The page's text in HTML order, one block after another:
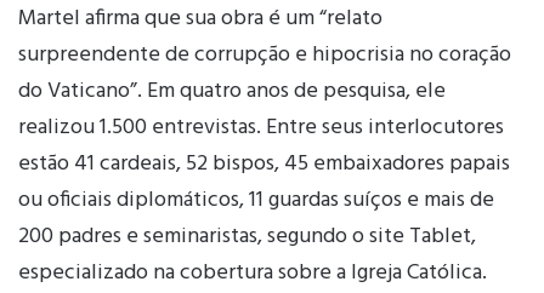
Martel afirma que sua obra é um “relato
surpreendente de corrupção e hipocrisia no coração
do Vaticano”. Em quatro anos de pesquisa, ele
realizou 1.500 entrevistas. Entre seus interlocutores
estão 41 cardeais, 52 bispos, 45 embaixadores papais
ou oficiais diplomáticos, 11 guardas suíços e mais de
200 padres e seminaristas, segundo o site Tablet,
especializado na cobertura sobre a Igreja Católica.